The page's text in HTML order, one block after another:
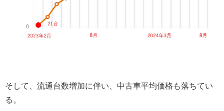
そして、流通台数増加に伴い、中古車平均価格も落ちてい
る。